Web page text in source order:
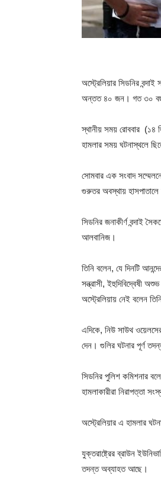
অস্ট্রেলিয়ার সিডনির
অন্তত ৪০ জন। গত ৩০
স্থানীয় সময় রোববার (১৪
হামলার সময় ঘটনাস্থলে
সোমবার এক সংবাদ
গুরুতর অবস্থায় হাসপাতালে
সিডনির জনাকীর্ণ বন্দাই
আলবানিজ।
তিনি বলেন, যে দিনটি
সন্ত্রাসী, ইহুদিবিদ্বেষী
অস্ট্রেলিয়ায় নেই বলেন
এদিকে, নিউ সাউথ
দেন। গুলির ঘটনার পূর্ণ
সিডনির পুলিশ কমিশনার
হামলাকারীরা নিরাপত্তা
অস্ট্রেলিয়ার এ হামলার
যুক্তরাষ্ট্রের ব্রাউন
তদন্ত অব্যাহত আছে।